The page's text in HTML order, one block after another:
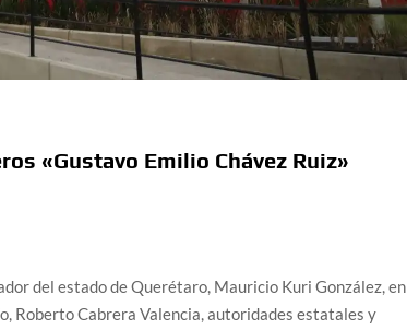
«Gustavo Emilio Chávez Ruiz»
del estado de Querétaro, Mauricio Kuri González, en
Roberto Cabrera Valencia, autoridades estatales y